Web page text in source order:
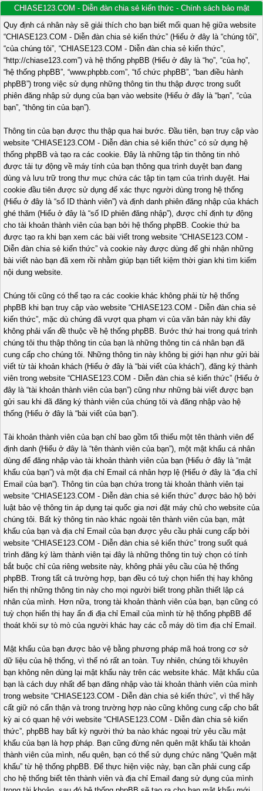
CHIASE123.COM - Diễn đàn chia sẻ kiến thức - Chính sách bảo mật
Quy định cá nhân này sẽ giải thích cho bạn biết mối quan hệ giữa website
“CHIASE123.COM - Diễn đàn chia sẻ kiến thức” (Hiểu ở đây là “chúng tôi”,
“của chúng tôi”, “CHIASE123.COM - Diễn đàn chia sẻ kiến thức”,
“http://chiase123.com”) và hệ thống phpBB (Hiểu ở đây là “họ”, “của họ”,
“hệ thống phpBB”, “www.phpbb.com”, “tổ chức phpBB”, “ban điều hành
phpBB”) trong việc sử dụng những thông tin thu thập được trong suốt
phiên đăng nhập sử dụng của bạn vào website (Hiểu ở đây là “bạn”, “của
bạn”, “thông tin của bạn”).
Thông tin của bạn được thu thập qua hai bước. Đầu tiên, bạn truy cập vào
website “CHIASE123.COM - Diễn đàn chia sẻ kiến thức” có sử dụng hệ
thống phpBB và tạo ra các cookie. Đây là những tập tin thông tin nhỏ
được tải tự động về máy tính của bạn thông qua trình duyệt bạn đang
dùng và lưu trữ trong thư mục chứa các tập tin tạm của trình duyệt. Hai
cookie đầu tiên được sử dụng để xác thực người dùng trong hệ thống
(Hiểu ở đây là “số ID thành viên”) và định danh phiên đăng nhập của khách
ghé thăm (Hiểu ở đây là “số ID phiên đăng nhập”), được chỉ định tự động
cho tài khoản thành viên của bạn bởi hệ thống phpBB. Cookie thứ ba
được tạo ra khi bạn xem các bài viết trong website “CHIASE123.COM -
Diễn đàn chia sẻ kiến thức” và cookie này được dùng để ghi nhận những
bài viết nào bạn đã xem rồi nhằm giúp bạn tiết kiệm thời gian khi tìm kiếm
nội dung website.
Chúng tôi cũng có thể tạo ra các cookie khác không phải từ hệ thống
phpBB khi bạn truy cập vào website “CHIASE123.COM - Diễn đàn chia sẻ
kiến thức”, mặc dù chúng đã vượt qua phạm vi của văn bản này khi đây
không phải vấn đề thuộc về hệ thống phpBB. Bước thứ hai trong quá trình
chúng tôi thu thập thông tin của bạn là những thông tin cá nhân bạn đã
cung cấp cho chúng tôi. Những thông tin này không bị giới hạn như gửi bài
viết từ tài khoản khách (Hiểu ở đây là “bài viết của khách”), đăng ký thành
viên trong website “CHIASE123.COM - Diễn đàn chia sẻ kiến thức” (Hiểu ở
đây là “tài khoản thành viên của bạn”) cũng như những bài viết được bạn
gửi sau khi đã đăng ký thành viên của chúng tôi và đăng nhập vào hệ
thống (Hiểu ở đây là “bài viết của bạn”).
Tài khoản thành viên của bạn chỉ bao gồm tối thiểu một tên thành viên để
định danh (Hiểu ở đây là “tên thành viên của bạn”), một mật khẩu cá nhân
dùng để đăng nhập vào tài khoản thành viên của bạn (Hiểu ở đây là “mật
khẩu của bạn”) và một địa chỉ Email cá nhân hợp lệ (Hiểu ở đây là “địa chỉ
Email của bạn”). Thông tin của bạn chứa trong tài khoản thành viên tại
website “CHIASE123.COM - Diễn đàn chia sẻ kiến thức” được bảo hộ bởi
luật bảo vệ thông tin áp dụng tại quốc gia nơi đặt máy chủ cho website của
chúng tôi. Bất kỳ thông tin nào khác ngoài tên thành viên của bạn, mật
khẩu của bạn và địa chỉ Email của bạn được yêu cầu phải cung cấp bởi
website “CHIASE123.COM - Diễn đàn chia sẻ kiến thức” trong suốt quá
trình đăng ký làm thành viên tại đây là những thông tin tuỳ chọn có tính
bắt buộc chỉ của riêng website này, không phải yêu cầu của hệ thống
phpBB. Trong tất cả trường hợp, bạn đều có tuỳ chọn hiển thị hay không
hiển thị những thông tin này cho mọi người biết trong phần thiết lập cá
nhân của mình. Hơn nữa, trong tài khoản thành viên của bạn, bạn cũng có
tuỳ chọn hiển thị hay ẩn đi địa chỉ Email của mình từ hệ thống phpBB để
thoát khỏi sự tò mò của người khác hay các cỗ máy dò tìm địa chỉ Email.
Mật khẩu của bạn được bảo vệ bằng phương pháp mã hoá trong cơ sở
dữ liệu của hệ thống, vì thế nó rất an toàn. Tuy nhiên, chúng tôi khuyên
bạn không nên dùng lại mật khẩu này trên các website khác. Mật khẩu của
bạn là cách duy nhất để bạn đăng nhập vào tài khoản thành viên của mình
trong website “CHIASE123.COM - Diễn đàn chia sẻ kiến thức”, vì thế hãy
cất giữ nó cẩn thận và trong trường hợp nào cũng không cung cấp cho bất
kỳ ai có quan hệ với website “CHIASE123.COM - Diễn đàn chia sẻ kiến
thức”, phpBB hay bất kỳ người thứ ba nào khác ngoại trừ yêu cầu mật
khẩu của bạn là hợp pháp. Bạn cũng đừng nên quên mật khẩu tài khoản
thành viên của mình, nếu quên, bạn có thể sử dụng chức năng “Quên mật
khẩu” từ hệ thống phpBB. Để thực hiện việc này, bạn cần phải cung cấp
cho hệ thống biết tên thành viên và địa chỉ Email đang sử dụng của mình